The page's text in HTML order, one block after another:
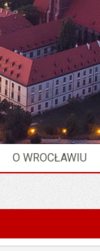
O WROCŁAWIU